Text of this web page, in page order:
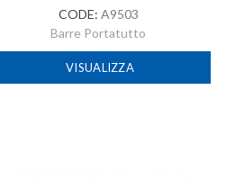
CODE: A9503
Barre Portatutto
VISUALIZZA